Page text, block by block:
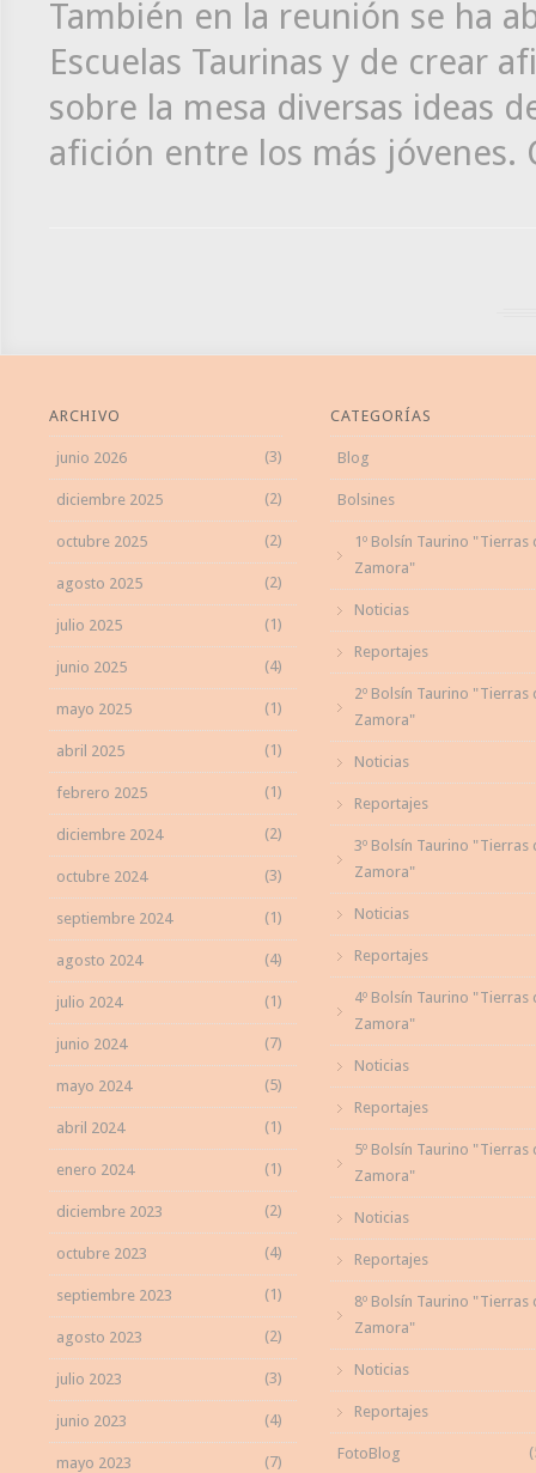
También en la reunión se ha
Escuelas Taurinas y de crear
sobre la mesa diversas ideas
afición entre los más jóvenes.
ARCHIVO
junio 2026 (3)
diciembre 2025 (2)
octubre 2025 (2)
agosto 2025 (2)
julio 2025 (1)
junio 2025 (4)
mayo 2025 (1)
abril 2025 (1)
febrero 2025 (1)
diciembre 2024 (2)
octubre 2024 (3)
septiembre 2024 (1)
agosto 2024 (4)
julio 2024 (1)
junio 2024 (7)
mayo 2024 (5)
abril 2024 (1)
enero 2024 (1)
diciembre 2023 (2)
octubre 2023 (4)
septiembre 2023 (1)
agosto 2023 (2)
julio 2023 (3)
junio 2023 (4)
mayo 2023 (7)
CATEGORÍAS
Blog
Bolsines
1º Bolsín Taurino "Tierras
Zamora"
Noticias
Reportajes
2º Bolsín Taurino "Tierras
Zamora"
Noticias
Reportajes
3º Bolsín Taurino "Tierras
Zamora"
Noticias
Reportajes
4º Bolsín Taurino "Tierras
Zamora"
Noticias
Reportajes
5º Bolsín Taurino "Tierras
Zamora"
Noticias
Reportajes
8º Bolsín Taurino "Tierras
Zamora"
Noticias
Reportajes
FotoBlog